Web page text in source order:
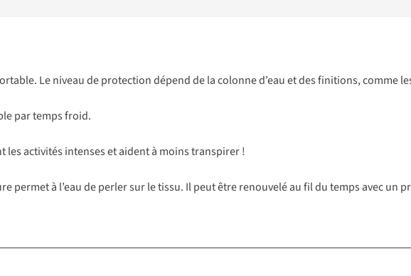
Le niveau de protection dépend de la colonne d’eau et des finitions, comme
par temps froid.
les activités intenses et aident à moins transpirer !
permet à l’eau de perler sur le tissu. Il peut être renouvelé au fil du temps avec un